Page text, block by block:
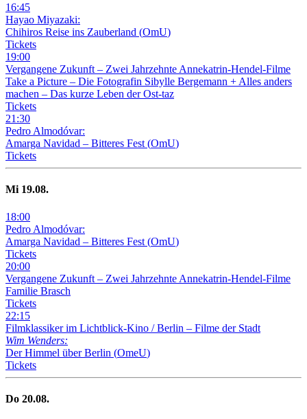
16:45
Hayao Miyazaki:
Chihiros Reise ins Zauberland (OmU)
Tickets
19:00
Vergangene Zukunft – Zwei Jahrzehnte Annekatrin-Hendel-Filme
Take a Picture – Die Fotografin Sibylle Bergemann + Alles anders
machen – Das kurze Leben der Ost-taz
Tickets
21 :30
Pedro Almodóvar:
Amarga Navidad – Bitteres Fest (OmU)
Tickets
Mi 19.08.
18:00
Pedro Almodóvar:
Amarga Navidad – Bitteres Fest (OmU)
Tickets
20:00
Vergangene Zukunft – Zwei Jahrzehnte Annekatrin-Hendel-Filme
Familie Brasch
Tickets
22:15
Filmklassiker im Lichtblick-Kino /Berlin – Filme der Stadt
Wim Wenders:
Der Himmel über Berlin (OmeU)
Tickets
Do 20.08.